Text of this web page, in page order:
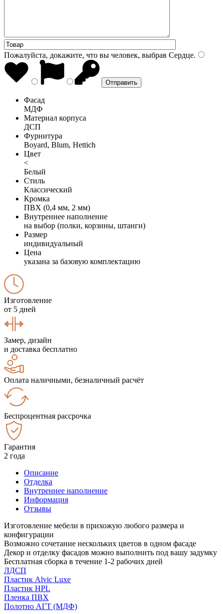
Пожалуйста, докажите, что вы человек, выбрав Сердце.
Фасад
МДФ
Материал корпуса
ДСП
Фурнитура
Boyard, Blum, Hettich
Цвет
<
Белый
Стиль
Классический
Кромка
ПВХ (0,4 мм, 2 мм)
Внутреннее наполнение
на выбор (полки, корзины, штанги)
Размер
индивидуальный
Цена
указана за базовую комплектацию
Изготовление
от 5 дней
Замер, дизайн
и доставка бесплатно
Оплата наличными, безналичный расчёт
Беспроцентная рассрочка
Гарантия
2 года
Описание
Отделка
Внутреннее наполнение
Информация
Отзывы
Изготовление мебели в прихожую любого размера и
конфигурации
Возможно сочетание нескольких цветов в одном фасаде
Декор и отделку фасадов можно выполнить под вашу задумку
Бесплатная сборка в течение 1-2 рабочих дней
ЛДСП
Пластик Alvic Luxe
Пластик HPL
Пленка ПВХ
Полотно АГТ (МДФ)